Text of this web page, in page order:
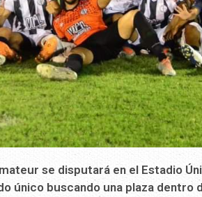
se disputará en el Estadio
único buscando una plaza dentro